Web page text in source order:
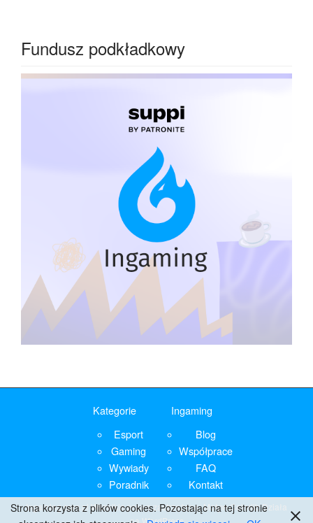
Fundusz podkładkowy
Kategorie
Esport
Gaming
Wywiady
Poradnik
Ingaming
Blog
Współprace
FAQ
Kontakt
Ingaming.com.pl Wszelkie prawa zastrzeżone. MotywColorlibDziała
na WordPress
Strona korzysta z plików cookies. Pozostając na tej stronie